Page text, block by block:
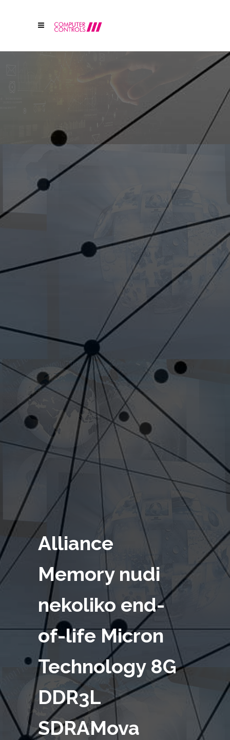
Alliance
Memory nudi
nekoliko end-
of-life Micron
Technology 8G
DDR3L
SDRAMova